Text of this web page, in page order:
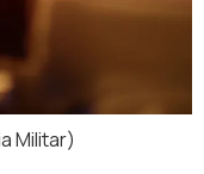
Militar)